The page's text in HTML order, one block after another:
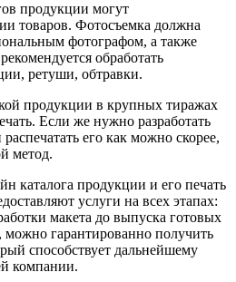
продукции могут
товаров. Фотосъемка должна
фотографом, а также
обработать
ретуши, обтравки.
продукции в крупных тиражах
Если же нужно разработать
его как можно скорее,
метод.
каталога продукции и его печать
услуги на всех этапах:
макета до выпуска готовых
гарантированно получить
способствует дальнейшему
компании.